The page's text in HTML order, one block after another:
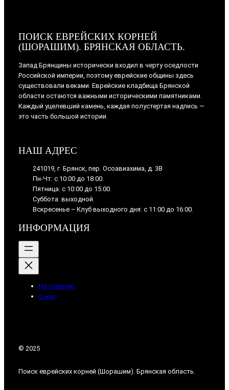
ПОИСК ЕВРЕЙСКИХ КОРНЕЙ
(ШОРАШИМ). БРЯНСКАЯ ОБЛАСТЬ.
Запад Брянщины исторически входил в черту оседлости
Российской империи, поэтому еврейские общины здесь
существовали веками. Еврейские кладбища Брянской
области остаются важными историческими памятниками.
Каждый уцелевший камень, каждая полустертая надпись —
это часть большой истории.
НАШ АДРЕС
241019, г. Брянск, пер. Осоавиахима, д. 3В
Пн-Чт: с 10:00 до 18:00.
Пятница: с 10:00 до 15:00.
Суббота: выходной.
Вскресенье – Клуб выходного дня: с 11:00 до 16:00.
ИНФОРМАЦИЯ
На главную
О нас
© 2025
Поиск еврейских корней (Шорашим). Брянская область.